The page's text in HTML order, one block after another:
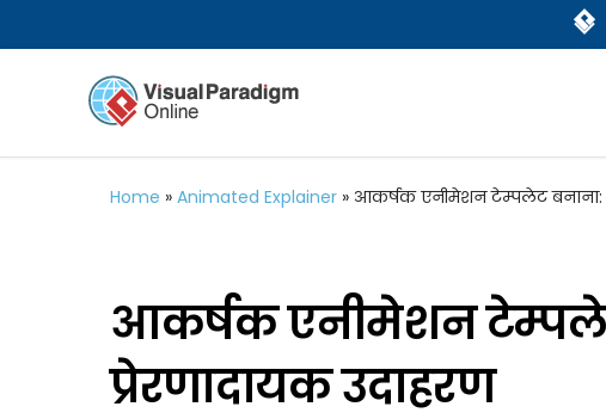
Home » Animated Explainer » आकर्षक एनीमेशन टेम्पलेट बनाना:
आकर्षक एनीमेशन
प्रेरणादायक उदाहरण